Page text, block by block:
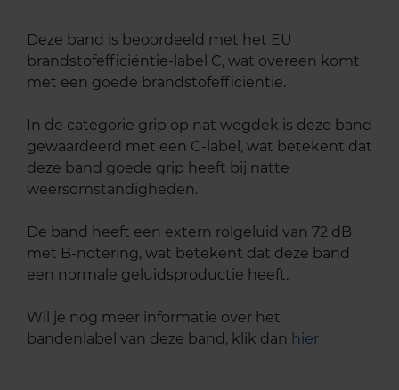
Deze band is beoordeeld met het EU
brandstofefficiëntie-label C, wat overeen komt
met een goede brandstofefficiëntie.
In de categorie grip op nat wegdek is deze band
gewaardeerd met een C-label, wat betekent dat
deze band goede grip heeft bij natte
weersomstandigheden.
De band heeft een extern rolgeluid van 72 dB
met B-notering, wat betekent dat deze band
een normale geluidsproductie heeft.
Wil je nog meer informatie over het
bandenlabel van deze band, klik dan hier